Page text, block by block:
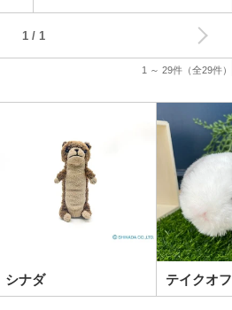
1 ～ 29件 （全29件）
1
シナダ テイクオフ